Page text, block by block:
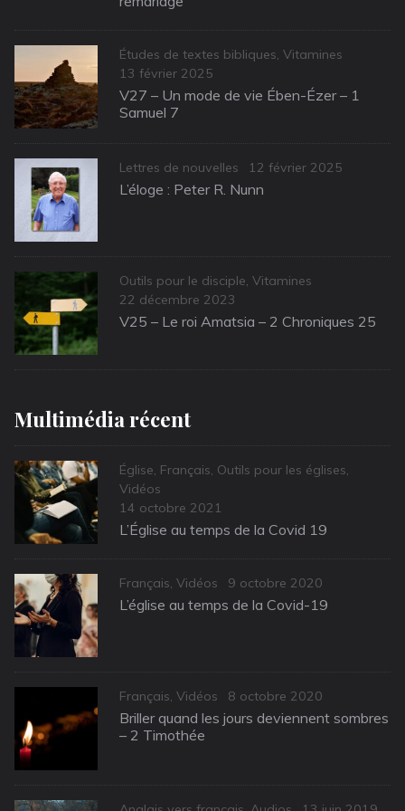
Categories
Études de textes bibliques, Vitamines
Posted
on
13 février 2025
V27 – Un mode de vie Ében-Ézer – 1
Samuel 7
Categories
Lettres de nouvelles
Posted
on
12 février 2025
L’éloge : Peter R. Nunn
Categories
Outils pour le disciple, Vitamines
Posted
on
22 décembre 2023
V25 – Le roi Amatsia – 2 Chroniques 25
Multimédia récent
Categories
Église, Français, Outils pour les églises,
Vidéos
Posted
on
14 octobre 2021
L’Église au temps de la Covid 19
Categories
Français, Vidéos
Posted
on
9 octobre 2020
L’église au temps de la Covid-19
Categories
Français, Vidéos
Posted
on
8 octobre 2020
Briller quand les jours deviennent sombres
– 2 Timothée